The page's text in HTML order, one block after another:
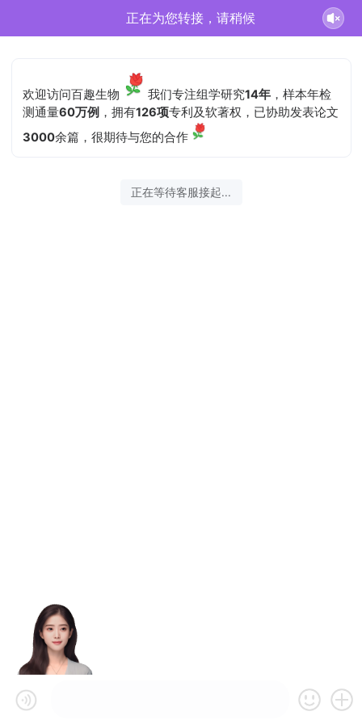
正在为您转接，请稍候
欢迎访问百趣生物 我们专注组学研究14年 ，样本年检
测通量60万例 ，拥有126项专利及软著权，已协助发表论文
3000余篇，很期待与您的合作
正在等待客服接起...